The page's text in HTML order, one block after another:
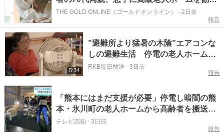
られるも、断固拒否。父が明かした驚愕の
THE GOLD ONLINE（ゴールドオンライン） - 2日前
報告
5:34
”避難所より猛暑の木陰”エアコンな
しの避難生活 停電の老人ホームで
は「ナースコールも作動しない」
被災者をうちのめす真夏の災害、も
RKB毎日放送 - 3日前
報告
「熊本にはまだ支援が必要」停電し暗闇の熊
本・氷川町の老人ホームから高齢者を搬送…
近森病院のDMATが帰高
テレビ高知 - 3日前
報告